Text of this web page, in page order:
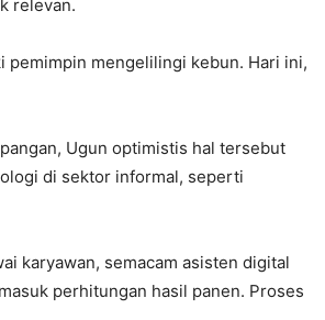
relevan.
pemimpin mengelilingi kebun. Hari ini,
Ugun optimistis hal tersebut
di sektor informal, seperti
karyawan, semacam asisten digital
perhitungan hasil panen. Proses